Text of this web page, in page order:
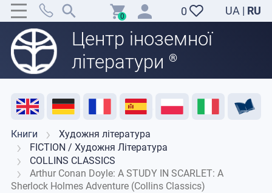
0 UA | RU
Центр іноземної
літератури ®
0
Акція Розпродаж Відгуки Підтримка викладачів
Книги
Художня література
FICTION / Художня Література
COLLINS CLASSICS
Arthur Conan Doyle: A STUDY IN SCARLET: A
Sherlock Holmes Adventure (Collins Classics)